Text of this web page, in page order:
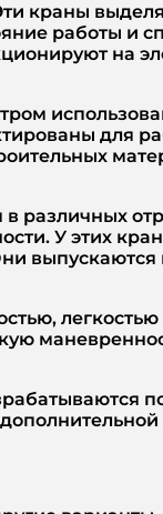
краны
работы и
на
для
У этих
выпускаются